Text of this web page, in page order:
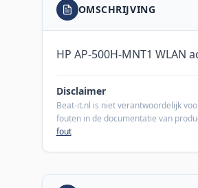
OMSCHRIJVING
HP AP-500H-MNT1 WLAN
Disclaimer
Beat-it.nl is niet verantwoordelijk
fouten in de documentatie van
fout